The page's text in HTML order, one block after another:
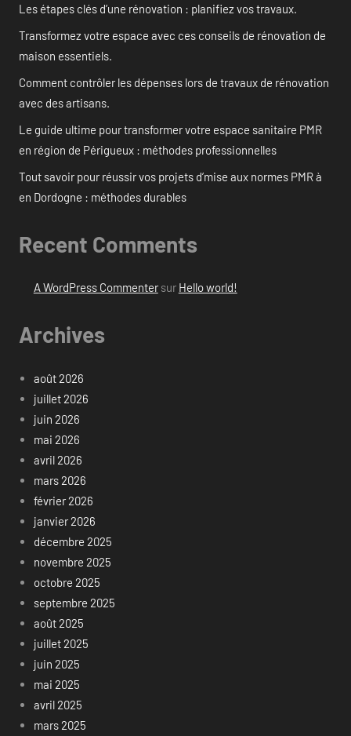
Les étapes clés d’une rénovation : planifiez vos travaux.
Transformez votre espace avec ces conseils de rénovation de
maison essentiels.
Comment contrôler les dépenses lors de travaux de rénovation
avec des artisans.
Le guide ultime pour transformer votre espace sanitaire PMR
en région de Périgueux : méthodes professionnelles
Tout savoir pour réussir vos projets d’mise aux normes PMR à
en Dordogne : méthodes durables
Recent Comments
A WordPress Commentersur Hello world!
Archives
août 2026
juillet 2026
juin 2026
mai 2026
avril 2026
mars 2026
février 2026
janvier 2026
décembre 2025
novembre 2025
octobre 2025
septembre 2025
août 2025
juillet 2025
juin 2025
mai 2025
avril 2025
mars 2025